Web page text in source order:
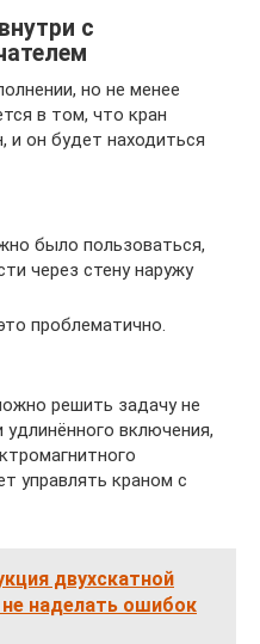
с
но не менее
в том, что кран
и он будет находиться
было пользоваться,
через стену наружу
проблематично.
решить задачу не
включения,
управлять краном с
двухскатной
наделать ошибок